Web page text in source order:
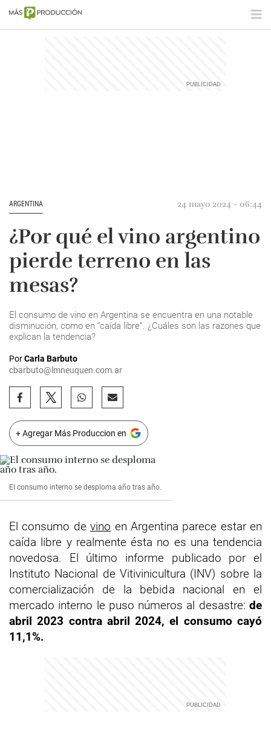
ARGENTINA 24 mayo 2024 - 06:44
¿Por qué el vino argentino
pierde terreno en las
mesas?
El consumo de vino en Argentina se encuentra en una notable
disminución, como en “caída libre”. ¿Cuáles son las razones que
explican la tendencia?
PorCarla Barbuto
cbarbuto@lmneuquen.com.ar
+ Agregar Más Produccion en
El consumo interno se desploma año tras año.
El consumo devino en Argentina parece estar en
caída libre y realmente ésta no es una tendencia
novedosa. El último informe publicado por el
Instituto Nacional de Vitivinicultura (INV) sobre la
comercialización de la bebida nacional en el
mercado interno le puso números al desastre: de
abril 2023 contra abril 2024, el consumo cayó
11,1%.